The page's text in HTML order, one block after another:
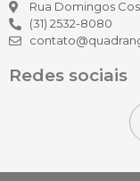
Rua Domingos
(31) 2532-8080
Redes sociais